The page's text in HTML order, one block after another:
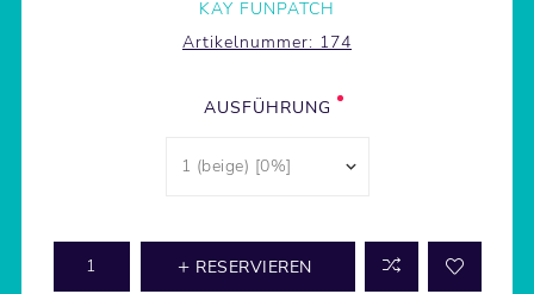
KAY FUNPATCH
Artikelnummer: 174
AUSFÜHRUNG
RESERVIEREN